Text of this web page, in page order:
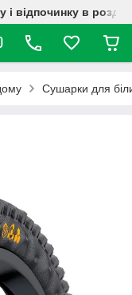
відпочинку в
Сушарки для